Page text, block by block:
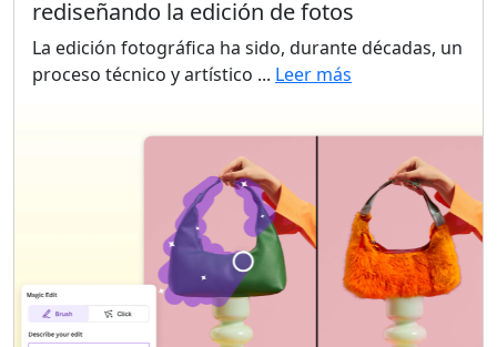
rediseñando la edición de fotos
La edición fotográfica ha sido, durante décadas, un
proceso técnico y artístico ... Leer más